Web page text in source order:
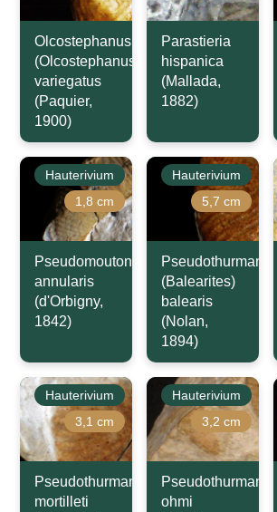
Olcostephanus
(Olcostephanus)
variegatus
(Paquier,
1900)
Parastieria
hispanica
(Mallada,
1882)
Hauterivium
1,8 cm
Pseudomoutoniceras
annularis
(d'Orbigny,
1842)
Hauterivium
5,7 cm
Pseudothurmannia
(Balearites)
balearis
(Nolan,
1894)
Hauterivium
3,1 cm
Pseudothurmannia
mortilleti
Hauterivium
3,2 cm
Pseudothurmannia
ohmi